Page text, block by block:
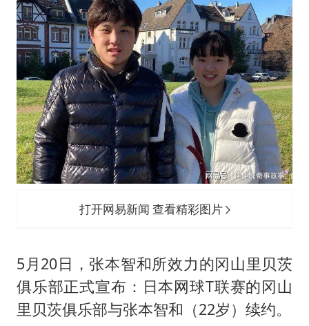
打开网易新闻 查看精彩图片
5月20日，张本智和所效力的冈山里贝茨
俱乐部正式宣布：日本网球T联赛的冈山
里贝茨俱乐部与张本智和（22岁）续约。